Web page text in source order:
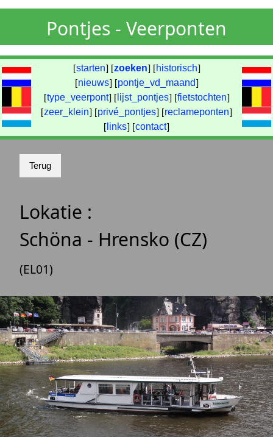
Pontjes - Veerponten
[starten] [zoeken] [ historisch]
[nieuws] [pontje_vd_maand]
[type_veerpont] [ lijst_pontjes] [fietstochten]
[zeer_klein] [privé_pontjes] [reclameponten]
[ links] [contact]
Lokatie :
Schöna - Hrensko (CZ)
(EL01)